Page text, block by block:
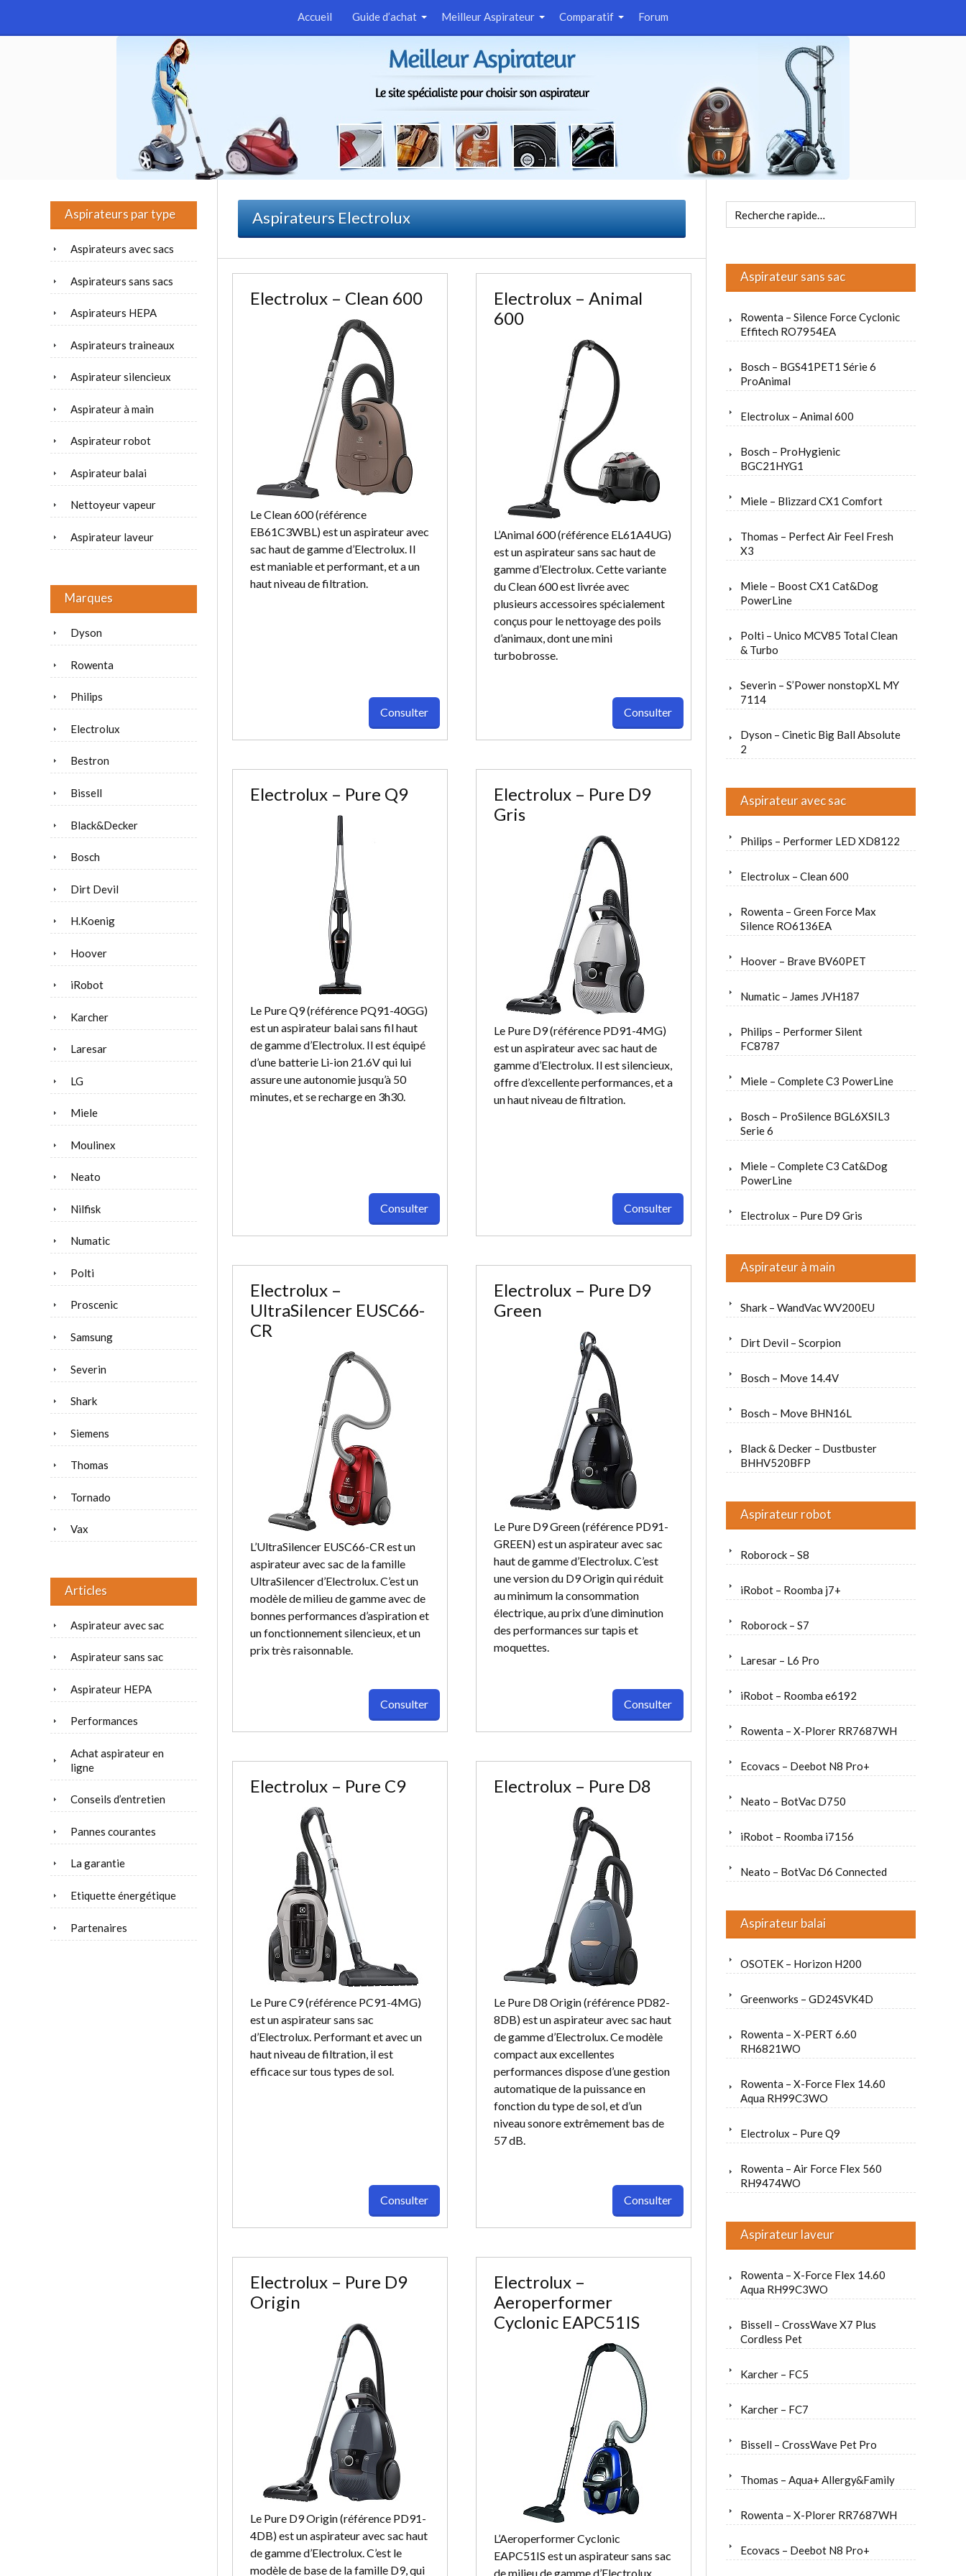
Accueil Guide d’achat Meilleur Aspirateur Comparatif Forum
Aspirateurs Electrolux
Electrolux – Clean 600
Le Clean 600 (référence
EB61C3WBL) est un aspirateur avec
sac haut de gamme d’Electrolux. Il
est maniable et performant, et a un
haut niveau de filtration.
Consulter
Electrolux – Animal
600
L’Animal 600 (référence EL61A4UG)
est un aspirateur sans sac haut de
gamme d’Electrolux. Cette variante
du Clean 600 est livrée avec
plusieurs accessoires spécialement
conçus pour le nettoyage des poils
d’animaux, dont une mini
turbobrosse.
Consulter
Electrolux – Pure Q9
Le Pure Q9 (référence PQ91-40GG)
est un aspirateur balai sans fil haut
de gamme d’Electrolux. Il est équipé
d’une batterie Li-ion 21.6V qui lui
assure une autonomie jusqu’à 50
minutes, et se recharge en 3h30.
Consulter
Electrolux – Pure D9
Gris
Le Pure D9 (référence PD91-4MG)
est un aspirateur avec sac haut de
gamme d’Electrolux. Il est silencieux,
offre d’excellente performances, et a
un haut niveau de filtration.
Consulter
Electrolux –
UltraSilencer EUSC66-
CR
L’UltraSilencer EUSC66-CR est un
aspirateur avec sac de la famille
UltraSilencer d’Electrolux. C’est un
modèle de milieu de gamme avec de
bonnes performances d’aspiration et
un fonctionnement silencieux, et un
prix très raisonnable.
Consulter
Electrolux – Pure D9
Green
Le Pure D9 Green (référence PD91-
GREEN) est un aspirateur avec sac
haut de gamme d’Electrolux. C’est
une version du D9 Origin qui réduit
au minimum la consommation
électrique, au prix d’une diminution
des performances sur tapis et
moquettes.
Consulter
Electrolux – Pure C9
Le Pure C9 (référence PC91-4MG)
est un aspirateur sans sac
d’Electrolux. Performant et avec un
haut niveau de filtration, il est
efficace sur tous types de sol.
Consulter
Electrolux – Pure D8
Le Pure D8 Origin (référence PD82-
8DB) est un aspirateur avec sac haut
de gamme d’Electrolux. Ce modèle
compact aux excellentes
performances dispose d’une gestion
automatique de la puissance en
fonction du type de sol, et d’un
niveau sonore extrêmement bas de
57 dB.
Consulter
Electrolux – Pure D9
Origin
Le Pure D9 Origin (référence PD91-
4DB) est un aspirateur avec sac haut
de gamme d’Electrolux. C’est le
modèle de base de la famille D9, qui
Electrolux –
Aeroperformer
Cyclonic EAPC51IS
L’Aeroperformer Cyclonic
EAPC51IS est un aspirateur sans sac
de milieu de gamme d’Electrolux.
Aspirateur sans sac
Rowenta – Silence Force Cyclonic
Effitech RO7954EA
Bosch – BGS41PET1 Série 6
ProAnimal
Electrolux – Animal 600
Bosch – ProHygienic
BGC21HYG1
Miele – Blizzard CX1 Comfort
Thomas – Perfect Air Feel Fresh
X3
Miele – Boost CX1 Cat&Dog
PowerLine
Polti – Unico MCV85 Total Clean
& Turbo
Severin – S’Power nonstopXL MY
7114
Dyson – Cinetic Big Ball Absolute
2
Aspirateur avec sac
Philips – Performer LED XD8122
Electrolux – Clean 600
Rowenta – Green Force Max
Silence RO6136EA
Hoover – Brave BV60PET
Numatic – James JVH187
Philips – Performer Silent
FC8787
Miele – Complete C3 PowerLine
Bosch – ProSilence BGL6XSIL3
Serie 6
Miele – Complete C3 Cat&Dog
PowerLine
Electrolux – Pure D9 Gris
Aspirateur à main
Shark – WandVac WV200EU
Dirt Devil – Scorpion
Bosch – Move 14.4V
Bosch – Move BHN16L
Black & Decker – Dustbuster
BHHV520BFP
Aspirateur robot
Roborock – S8
iRobot – Roomba j7+
Roborock – S7
Laresar – L6 Pro
iRobot – Roomba e6192
Rowenta – X-Plorer RR7687WH
Ecovacs – Deebot N8 Pro+
Neato – BotVac D750
iRobot – Roomba i7156
Neato – BotVac D6 Connected
Aspirateur balai
OSOTEK – Horizon H200
Greenworks – GD24SVK4D
Rowenta – X-PERT 6.60
RH6821WO
Rowenta – X-Force Flex 14.60
Aqua RH99C3WO
Electrolux – Pure Q9
Rowenta – Air Force Flex 560
RH9474WO
Aspirateur laveur
Rowenta – X-Force Flex 14.60
Aqua RH99C3WO
Bissell – CrossWave X7 Plus
Cordless Pet
Karcher – FC5
Karcher – FC7
Bissell – CrossWave Pet Pro
Thomas – Aqua+ Allergy&Family
Rowenta – X-Plorer RR7687WH
Ecovacs – Deebot N8 Pro+
Aspirateurs par type
Aspirateurs avec sacs
Aspirateurs sans sacs
Aspirateurs HEPA
Aspirateurs traineaux
Aspirateur silencieux
Aspirateur à main
Aspirateur robot
Aspirateur balai
Nettoyeur vapeur
Aspirateur laveur
Marques
Dyson
Rowenta
Philips
Electrolux
Bestron
Bissell
Black&Decker
Bosch
Dirt Devil
H.Koenig
Hoover
iRobot
Karcher
Laresar
LG
Miele
Moulinex
Neato
Nilfisk
Numatic
Polti
Proscenic
Samsung
Severin
Shark
Siemens
Thomas
Tornado
Vax
Articles
Aspirateur avec sac
Aspirateur sans sac
Aspirateur HEPA
Performances
Achat aspirateur en
ligne
Conseils d’entretien
Pannes courantes
La garantie
Etiquette énergétique
Partenaires